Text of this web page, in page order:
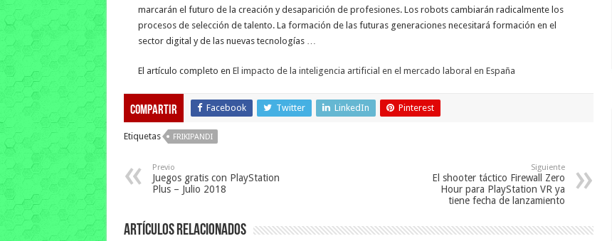
marcarán el futuro de la creación y desaparición de profesiones. Los robots cambiarán radicalmente los
procesos de selección de talento. La formación de las futuras generaciones necesitará formación en el
sector digital y de las nuevas tecnologías …
El artículo completo en El impacto de la inteligencia artificial en el mercado laboral en España
Compartir Facebook Twitter LinkedIn Pinterest
Etiquetas FRIKIPANDI
Previo
Juegos gratis con PlayStation
Plus – Julio 2018
Siguiente
El shooter táctico Firewall Zero
Hour para PlayStation VR ya
tiene fecha de lanzamiento
Artículos relacionados